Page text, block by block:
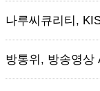
나루씨큐리티,
방통위, 방송영상